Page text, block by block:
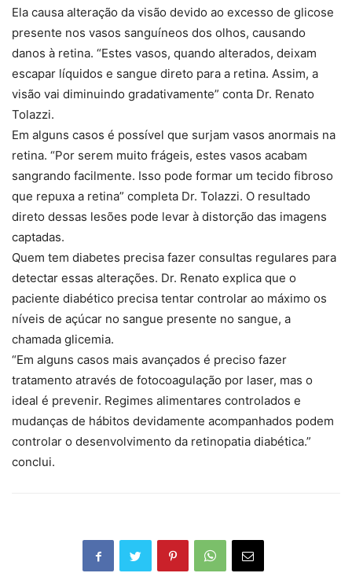
Ela causa alteração da visão devido ao excesso de glicose
presente nos vasos sanguíneos dos olhos, causando
danos à retina. “Estes vasos, quando alterados, deixam
escapar líquidos e sangue direto para a retina. Assim, a
visão vai diminuindo gradativamente” conta Dr. Renato
Tolazzi.
Em alguns casos é possível que surjam vasos anormais na
retina. “Por serem muito frágeis, estes vasos acabam
sangrando facilmente. Isso pode formar um tecido fibroso
que repuxa a retina” completa Dr. Tolazzi. O resultado
direto dessas lesões pode levar à distorção das imagens
captadas.
Quem tem diabetes precisa fazer consultas regulares para
detectar essas alterações. Dr. Renato explica que o
paciente diabético precisa tentar controlar ao máximo os
níveis de açúcar no sangue presente no sangue, a
chamada glicemia.
“Em alguns casos mais avançados é preciso fazer
tratamento através de fotocoagulação por laser, mas o
ideal é prevenir. Regimes alimentares controlados e
mudanças de hábitos devidamente acompanhados podem
controlar o desenvolvimento da retinopatia diabética.”
conclui.